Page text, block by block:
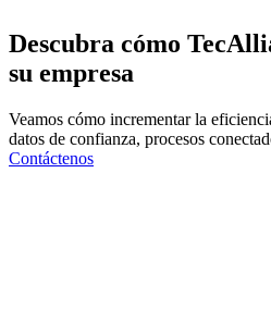
Descubra cómo
su empresa
Veamos cómo incrementar la
datos de confianza, procesos
Contáctenos